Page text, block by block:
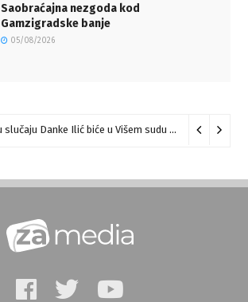
Saobraćajna nezgoda kod
Gamzigradske banje
05/08/2026
Suđenje u slučaju Danke Ilić biće u Višem sudu u Negotinu?